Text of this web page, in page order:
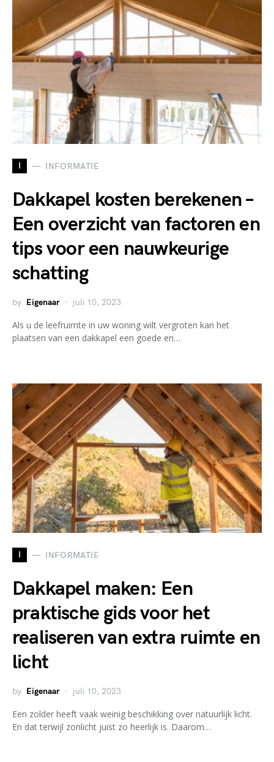
I INFORMATIE
Dakkapel kosten berekenen –
Een overzicht van factoren en
tips voor een nauwkeurige
schatting
by Eigenaar juli 10, 2023
Als u de leefruimte in uw woning wilt vergroten kan het
plaatsen van een dakkapel een goede en…
I INFORMATIE
Dakkapel maken: Een
praktische gids voor het
realiseren van extra ruimte en
licht
by Eigenaar juli 10, 2023
Een zolder heeft vaak weinig beschikking over natuurlijk licht.
En dat terwijl zonlicht juist zo heerlijk is. Daarom…